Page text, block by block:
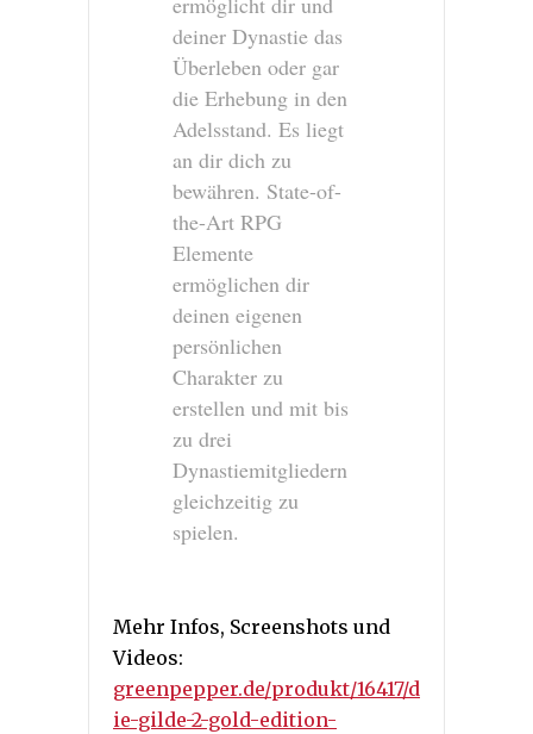
deiner Dynastie das
Überleben oder gar
die Erhebung in den
Adelsstand. Es liegt
an dir dich zu
bewähren. State-of-
the-Art RPG
Elemente
ermöglichen dir
deinen eigenen
persönlichen
Charakter zu
erstellen und mit bis
zu drei
Dynastiemitgliedern
gleichzeitig zu
spielen.
Mehr Infos, Screenshots und
Videos:
greenpepper.de/produkt/16417/d
ie-gilde-2-gold-edition-